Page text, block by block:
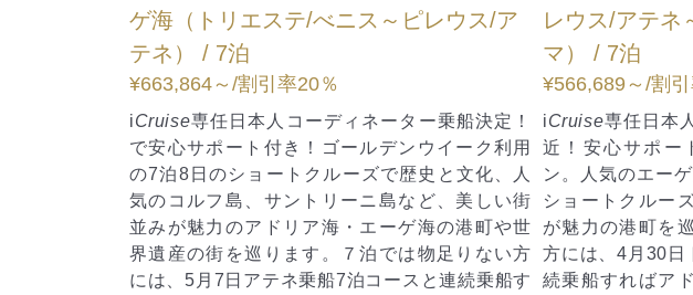
テ/べニス～ピレウス/ア
コーディネーター乗船決定！
き！ゴールデンウイーク利用
トクルーズで歴史と文化、人
ントリーニ島など、美しい街
リア海・エーゲ海の港町や世
ます。７泊では物足りない方
ネ乗船7泊コースと連続乗船す
レウス/アテネ～チベタベッキア/ロー
¥566,689～
Cruise専任日本人コーディネーター乗船決定間
近！安心サポート付き！初夏のベストシーズ
ン。人気のエーゲ海・地中海クルーズ 7泊8日の
ショートクルーズで歴史と文化、美しい街並み
が魅力の港町を巡ります。７泊では物足りない
方には、4月30日トリエステ乗船７泊コースと連
続乗船すればアドリア海・エーゲ海・地中海を